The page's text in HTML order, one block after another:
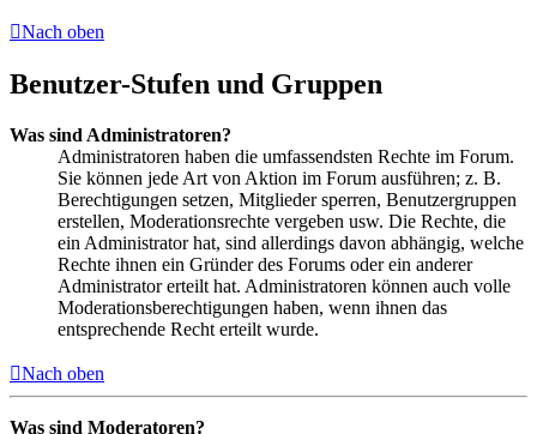
Nach oben
Benutzer-Stufen und Gruppen
Was sind Administratoren?
Administratoren haben die umfassendsten Rechte im Forum.
Sie können jede Art von Aktion im Forum ausführen; z. B.
Berechtigungen setzen, Mitglieder sperren, Benutzergruppen
erstellen, Moderationsrechte vergeben usw. Die Rechte, die
ein Administrator hat, sind allerdings davon abhängig, welche
Rechte ihnen ein Gründer des Forums oder ein anderer
Administrator erteilt hat. Administratoren können auch volle
Moderationsberechtigungen haben, wenn ihnen das
entsprechende Recht erteilt wurde.
Nach oben
Was sind Moderatoren?